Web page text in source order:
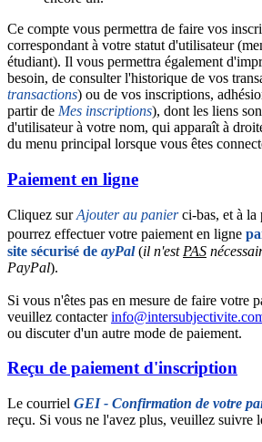
Ce compte vous permettra de faire vos
correspondant à votre statut d'utilisateur
étudiant). Il vous permettra également
besoin, de consulter l'historique de vos
transactions) ou de vos inscriptions,
partir de Mes inscriptions), dont les liens
d'utilisateur à votre nom, qui apparaît à
du menu principal lorsque vous êtes
Paiement en ligne
Cliquez surAjouter au panierci-bas, et à la
pourrez effectuer votre paiement en ligne
site sécurisé de ayPal(il n'est PAS
PayPal).
Si vous n'êtes pas en mesure de faire votre
veuillez contacter
ou discuter d'un autre mode de paiement.
Reçu de paiement d'inscription
Le courriel GEI - Confirmation de votre
reçu. Si vous ne l'avez plus, veuillez suivre